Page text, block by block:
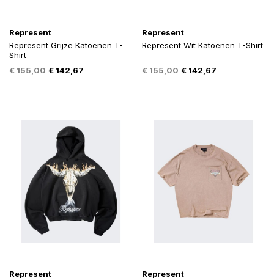
Represent
Represent Grijze Katoenen T-
Shirt
€155,00 Oorspronkelijke
€ 142,67
Represent
Represent Wit Katoenen T-Shirt
€155,00 Oorspronkelijke
€142,67Huidige
Represent
Represent